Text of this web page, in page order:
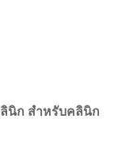
ลินิก สำหรับคลินิก